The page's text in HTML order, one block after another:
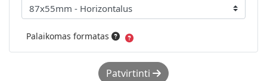
Patvirtinti
Palaikomas formatas